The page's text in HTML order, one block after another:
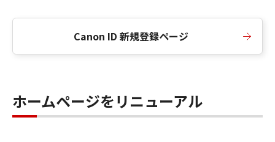
Canon ID 新規登録ページ
ホームページをリニューアル